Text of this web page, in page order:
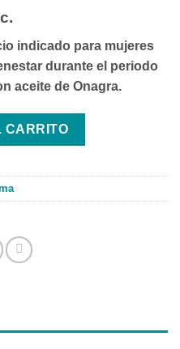
indicado para mujeres
durante el periodo
aceite de Onagra.
100 Cápsulas cantidad
CARRITO